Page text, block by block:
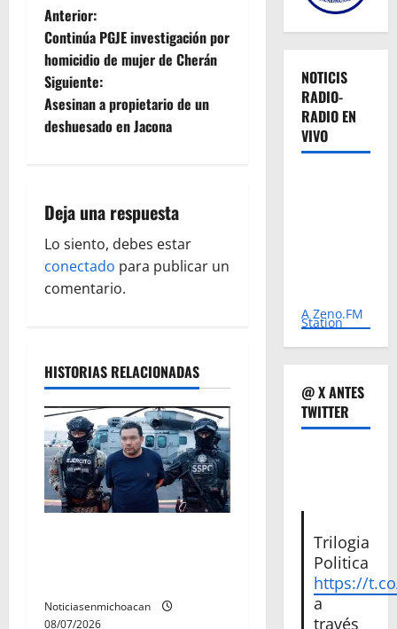
N
a
v
e
a
c
i
n
d
e
e
n
a
Anterior:
Continúa PGJE investigación por
homicidio de mujer de Cherán
Siguiente:
Asesinan a propietario de un
deshuesado en Jacona
Deja una respuesta
Lo siento, debes estar
conectado para publicar un
comentario.
HISTORIAS RELACIONADAS
Noticiasenmichoacan
08/07/2026
NOTICIS
RADIO-
RADIO EN
VIVO
A Zeno.FM
Station
@ X ANTES
TWITTER
Trilogia
Politica
https://
a
través